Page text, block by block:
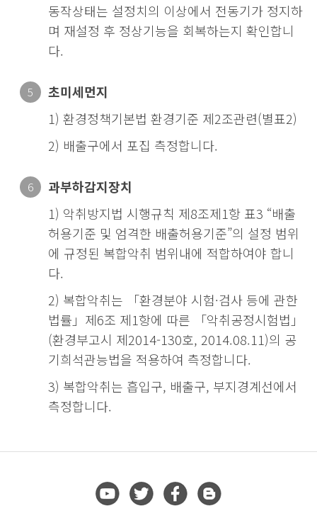
동작상태는 설정치의 이상에서 전동기가 정지하
며 재설정 후 정상기능을 회복하는지 확인합니
다.
5
초미세먼지
1) 환경정책기본법 환경기준 제2조관련(별표2)
2) 배출구에서 포집 측정합니다.
6
과부하감지장치
1) 악취방지법 시행규칙 제8조제1항 표3 “배출
허용기준 및 엄격한 배출허용기준”의 설정 범위
에 규정된 복합악취 범위내에 적합하여야 합니
다.
2) 복합악취는 「환경분야 시험·검사 등에 관한
법률」제6조 제1항에 따른 「악취공정시험법」
(환경부고시 제2014-130호, 2014.08.11)의 공
기희석관능법을 적용하여 측정합니다.
3) 복합악취는 흡입구, 배출구, 부지경계선에서
측정합니다.